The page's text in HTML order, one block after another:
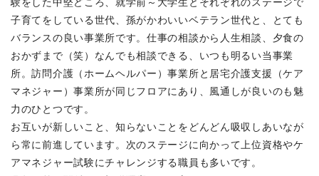
子育てをしている世代、孫がかわいいベテラン世代と、とても
バランスの良い事業所です。仕事の相談から人生相談、夕食の
おかずまで（笑）なんでも相談できる、いつも明るい当事業
所。訪問介護（ホームヘルパー）事業所と居宅介護支援（ケア
マネジャー）事業所が同じフロアにあり、風通しが良いのも魅
力のひとつです。
お互いが新しいこと、知らないことをどんどん吸収しあいなが
ら常に前進しています。次のステージに向かって上位資格やケ
アマネジャー試験にチャレンジする職員も多いです。